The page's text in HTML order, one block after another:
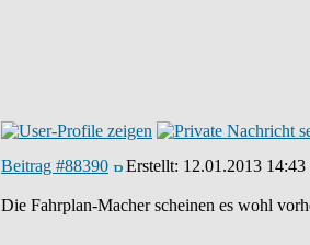
Beitrag #88390 Erstellt: 12.01.2013 14:43
Die Fahrplan-Macher scheinen es wohl